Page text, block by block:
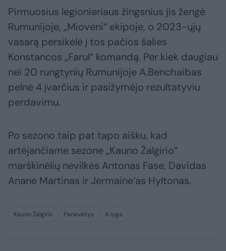
Pirmuosius legionieriaus žingsnius jis žengė
Rumunijoje, „Mioveni“ ekipoje, o 2023-ųjų
vasarą persikėlė į tos pačios šalies
Konstancos „Farul“ komandą. Per kiek daugiau
nei 20 rungtynių Rumunijoje A.Benchaibas
pelnė 4 įvarčius ir pasižymėjo rezultatyviu
perdavimu.
Po sezono taip pat tapo aišku, kad
artėjančiame sezone „Kauno Žalgirio“
marškinėlių nevilkės Antonas Fase, Davidas
Anane Martinas ir Jermaine‘as Hyltonas.
Kauno Žalgiris Panevėžys A lyga